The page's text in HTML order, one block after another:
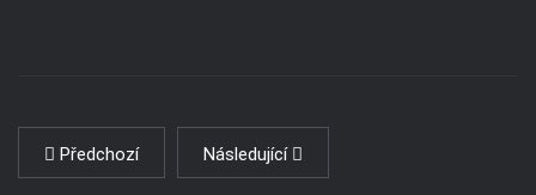
Předchozí Následující